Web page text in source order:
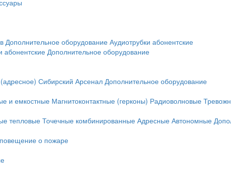
Дополнительное оборудование Аудиотрубки абонентские
абонентскиеДополнительное оборудование
Сибирский Арсенал Дополнительное оборудование
и емкостные Магнитоконтактные (герконы) Радиоволновые
тепловыеТочечные комбинированные Адресные Автономные
о пожаре